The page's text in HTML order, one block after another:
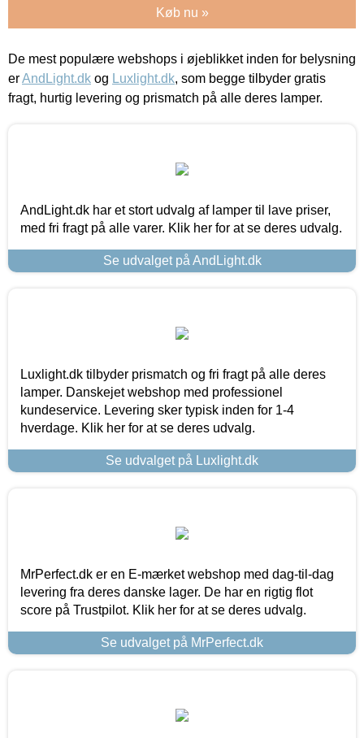
Køb nu »
De mest populære webshops i øjeblikket inden for belysning
erAndLight.dk og Luxlight.dk, som begge tilbyder gratis
fragt, hurtig levering og prismatch på alle deres lamper.
AndLight.dk har et stort udvalg af lamper til lave priser,
med fri fragt på alle varer. Klik her for at se deres udvalg.
Se udvalget på AndLight.dk
Luxlight.dk tilbyder prismatch og fri fragt på alle deres
lamper. Danskejet webshop med professionel
kundeservice. Levering sker typisk inden for 1-4
hverdage. Klik her for at se deres udvalg.
Se udvalget på Luxlight.dk
MrPerfect.dk er en E-mærket webshop med dag-til-dag
levering fra deres danske lager. De har en rigtig flot
score på Trustpilot. Klik her for at se deres udvalg.
Se udvalget på MrPerfect.dk